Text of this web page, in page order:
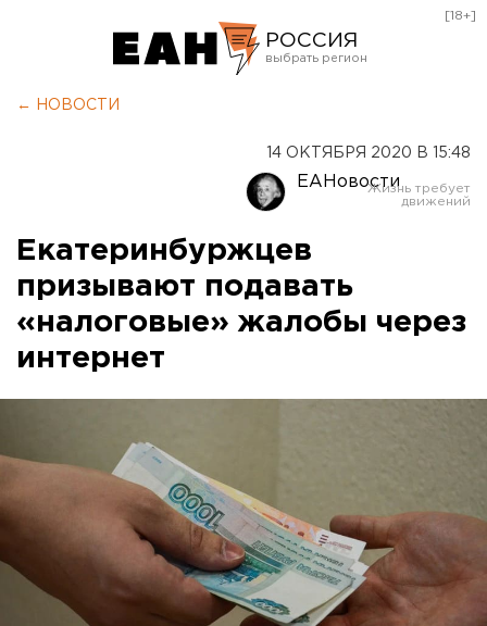
РОССИЯ
Оренбург
[18+]
← НОВОСТИ
14 ОКТЯБРЯ 2020 В 15:48
ЕАНовости
Екатеринбуржцев
призывают подавать
«налоговые» жалобы через
интернет